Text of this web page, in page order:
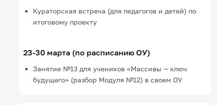
Кураторская встреча (для педагогов и детей) по
итоговому проекту
23-30 марта (по расписанию ОУ)
Занятие №13 для учеников «Массивы — ключ
будущего» (разбор Модуля №12) в своем ОУ